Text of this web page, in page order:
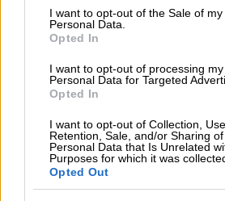
consent section.
I want to opt-out of the Sale of my
Personal Data.
Opted In
I want to opt-out of processing my
Personal Data for Targeted
Opted In
I want to opt-out of Collection, Use,
Retention, Sale, and/or Sharing
Personal Data that Is Unrelated
Purposes for which it was
Opted Out
σήμερα σε εστιατόριο του
Κυριακή τόσο οι βουλευτές
πρόεδρος του ΣΥΡΙΖΑ θα
την Αθήνα.
Σήμερα, Σάββατο,
παρουσιάσεις του αρμόδιου
την οικονομία,Νίκου Παππά
Χρήστου Γιαννούλη